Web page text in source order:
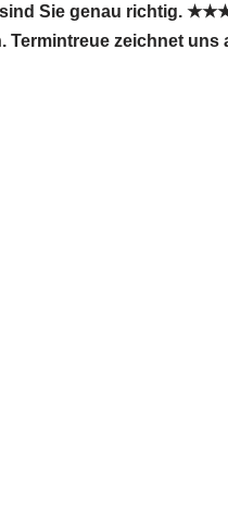
Sie genau richtig.
Termintreue zeichnet uns